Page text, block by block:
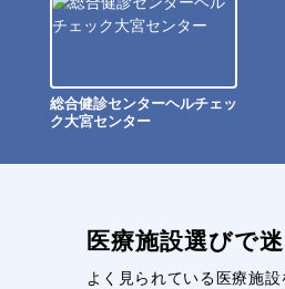
総合健診センターヘルチェッ
ク大宮センター
医療施設選びで
よく見られている医療施設